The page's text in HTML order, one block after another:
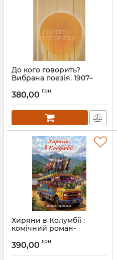
До кого говорить?
Вибрана поезія. 1907–
Артикул: Л13526
380,00 грн
Хиряни в Колумбії :
комічний роман-
в мандрах» ; кн. 1
Артикул: Л13523
390,00 грн